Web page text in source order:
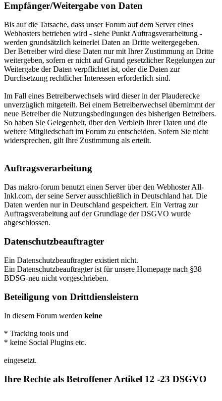
Empfänger/Weitergabe von Daten
Bis auf die Tatsache, dass unser Forum auf dem Server eines
Webhosters betrieben wird - siehe Punkt Auftragsverarbeitung -
werden grundsätzlich keinerlei Daten an Dritte weitergegeben.
Der Betreiber wird diese Daten nur mit Ihrer Zustimmung an Dritte
weitergeben, sofern er nicht auf Grund gesetzlicher Regelungen zur
Weitergabe der Daten verpflichtet ist, oder die Daten zur
Durchsetzung rechtlicher Interessen erforderlich sind.
Im Fall eines Betreiberwechsels wird dieser in der Plauderecke
unverzüglich mitgeteilt. Bei einem Betreiberwechsel übernimmt der
neue Betreiber die Nutzungsbedingungen des bisherigen Betreibers.
So haben Sie Gelegenheit, über den Verbleib Ihrer Daten und die
weitere Mitgliedschaft im Forum zu entscheiden. Sofern Sie nicht
widersprechen, gilt Ihre Zustimmung als erteilt.
Auftragsverarbeitung
Das makro-forum benutzt einen Server über den Webhoster All-
Inkl.com, der seine Server ausschließlich in Deutschland hat. Die
Daten werden nur in Deutschland gespeichert. Ein Vertrag zur
Auftragsverabeitung auf der Grundlage der DSGVO wurde
abgeschlossen.
Datenschutzbeauftragter
Ein Datenschutzbeauftragter existiert nicht.
Ein Datenschutzbeauftragter ist für unsere Homepage nach §38
BDSG-neu nicht vorgeschrieben.
Beteiligung von Drittdiensleistern
In diesem Forum werden keine
* Tracking tools und
* keine Social Plugins etc.
eingesetzt.
Ihre Rechte als Betroffener Artikel 12 -23 DSGVO